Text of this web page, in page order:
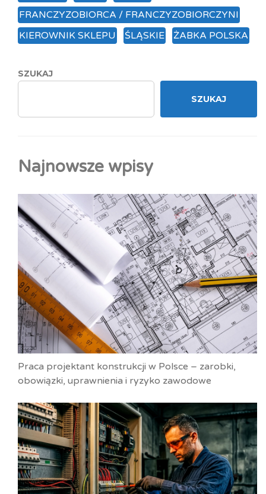
FRANCZYZOBIORCA / FRANCZYZOBIORCZYNI
KIEROWNIK SKLEPU
ŚLĄSKIE ŻABKA POLSKA
SZUKAJ
SZUKAJ
Najnowsze wpisy
Praca projektant konstrukcji w Polsce – zarobki,
obowiązki, uprawnienia i ryzyko zawodowe